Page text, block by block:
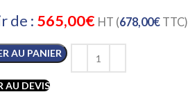
de : 565,00€ HT (678,00€TTC)
AU PANIER
AU DEVIS